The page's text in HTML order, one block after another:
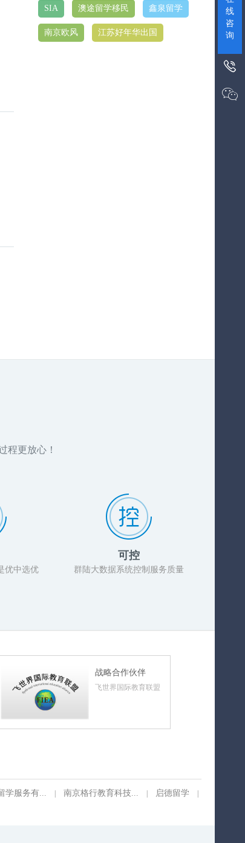
SIA 澳途留学移民 鑫泉留学
南京欧风 江苏好年华出国
程更放心！
优中选优
可控
群陆大数据系统控制服务质量
战略合作伙伴
飞世界国际教育联盟
学服务有... 南京格行教育科技... 启德留学
线
咨
询

